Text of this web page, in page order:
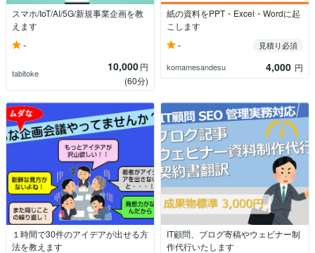
スマホ/IoT/AI/5G/新規事業企画を教
えます
-
tabitoke 10,000円
(60分)
紙の資料をPPT・Excel・Wordに起
こします
-
見積り必須
komamesandesu
4,000 円
１時間で30件のアイデアが出せる方
法を教えます
IT顧問、ブログ寄稿やウェビナー制
作代行いたします